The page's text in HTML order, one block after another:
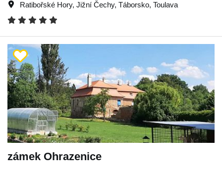
Ratibořské Hory, Jižní Čechy, Táborsko, Toulava
zámek Ohrazenice